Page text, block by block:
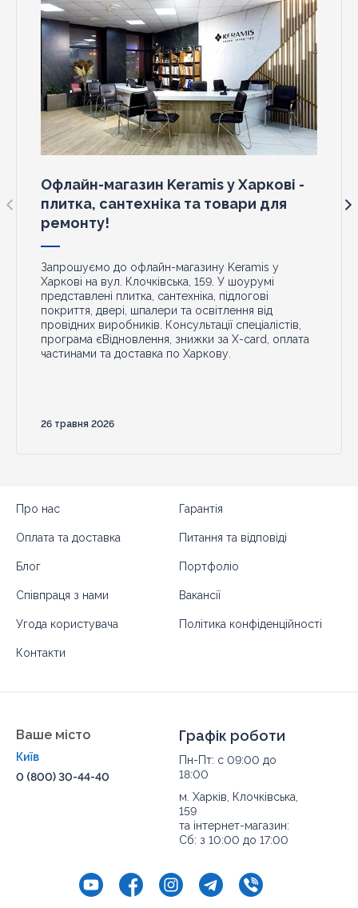
Офлайн-магазин Keramis у Харкові -
плитка, сантехніка та товари для
ремонту!
Запрошуємо до офлайн-магазину Keramis у
Харкові на вул. Клочківська, 159. У шоурумі
представлені плитка, сантехніка, підлогові
покриття, двері, шпалери та освітлення від
провідних виробників. Консультації спеціалістів,
програма єВідновлення, знижки за X-card, оплата
частинами та доставка по Харкову.
26 травня 2026
Про нас Гарантія
Оплата та доставка Питання та відповіді
Блог Портфоліо
Співпраця з нами Вакансії
Угода користувача Політика конфіденційності
Контакти
Ваше місто
Київ
0 (800) 30-44-40
Графік роботи
Пн-Пт: с 09:00 до
18:00
м. Харків, Клочківська,
159
та інтернет-магазин:
Сб: з 10:00 до 17:00